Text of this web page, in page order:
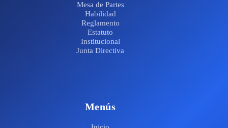
Mesa de Partes
Habilidad
Reglamento
Estatuto
Institucional
Junta Directiva
Menús